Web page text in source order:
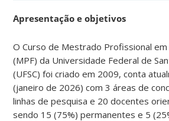
Apresentação e objetivos
O Curso de Mestrado Profissional em
(MPF) da Universidade Federal de
(UFSC) foi criado em 2009, conta
(janeiro de 2026) com 3 áreas de
linhas de pesquisa e 20 docentes
sendo 15 (75%) permanentes e 5